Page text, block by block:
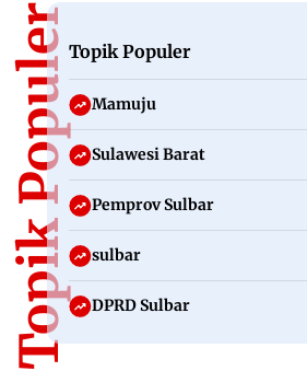
Topik PopulerTopik Populer
Mamuju
Sulawesi Barat
Pemprov Sulbar
sulbar
DPRD Sulbar